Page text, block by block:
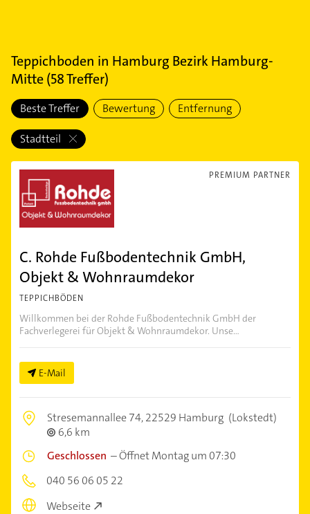
Teppichboden in Hamburg Bezirk Hamburg-
Mitte(58Treffer)
Beste Treffer Bewertung Entfernung
Stadtteil
PREMIUM PARTNER
C. Rohde Fußbodentechnik GmbH,
Objekt & Wohnraumdekor
TEPPICHBÖDEN
Willkommen bei der Rohde Fußbodentechnik GmbH der
Fachverlegerei für Objekt & Wohnraumdekor. Unse...
E-Mail
Stresemannallee 74,22529 Hamburg (Lokstedt)
6,6 km
Geschlossen –Öffnet Montag um 07:30
040 56 06 05 22
Webseite